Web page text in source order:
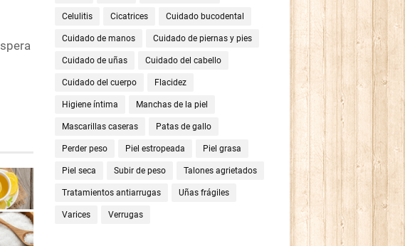
Celulitis Cicatrices Cuidado bucodental
Cuidado de manos Cuidado de piernas y pies
Cuidado de uñas Cuidado del cabello
Cuidado del cuerpo Flacidez
Higiene íntima Manchas de la piel
Mascarillas caseras Patas de gallo
Perder peso Piel estropeada Piel grasa
Piel seca Subir de peso Talones agrietados
Tratamientos antiarrugas Uñas frágiles
Varices Verrugas